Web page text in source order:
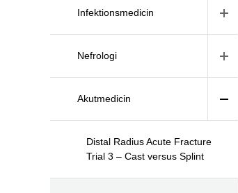
Infektionsmedicin
Nefrologi
Akutmedicin
Distal Radius Acute Fracture
Trial 3 – Cast versus Splint